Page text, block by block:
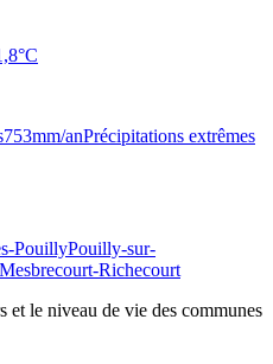
°C
753mm/anPrécipitations extrêmes
PouillyPouilly-sur-
Mesbrecourt-Richecourt
et le niveau de vie des communes